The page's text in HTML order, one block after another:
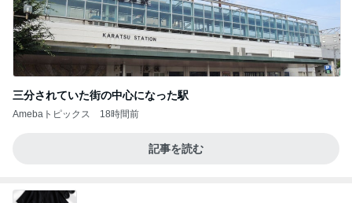
三分されていた街の中心になった駅
Amebaトピックス 18時間前
記事を読む